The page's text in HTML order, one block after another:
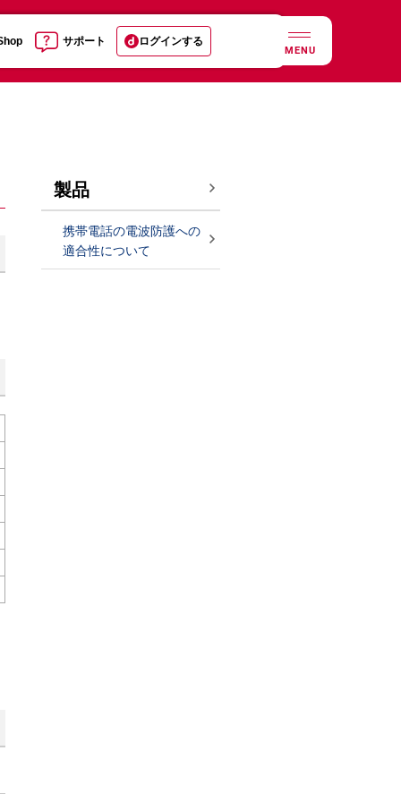
サポート ログインする
MENU
製品
携帯電話の電波防護への
適合性について